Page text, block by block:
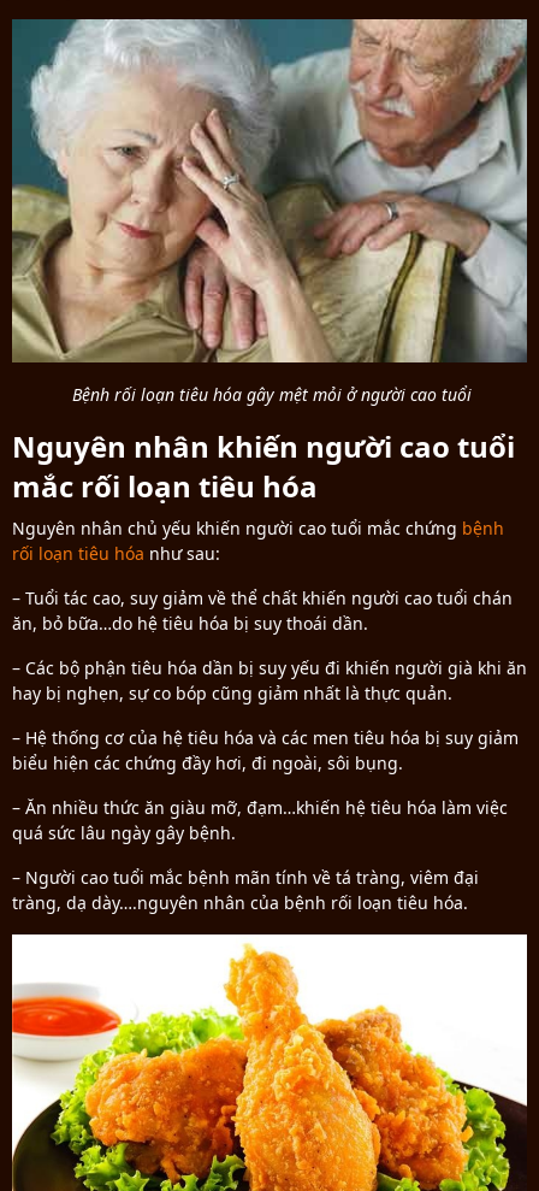
Bệnh rối loạn tiêu hóa gây mệt mỏi ở người cao tuổi
Nguyên nhân khiến người cao tuổi
mắc rối loạn tiêu hóa
Nguyên nhân chủ yếu khiến người cao tuổi mắc chứng bệnh
rối loạn tiêu hóa như sau:
– Tuổi tác cao, suy giảm về thể chất khiến người cao tuổi chán
ăn, bỏ bữa…do hệ tiêu hóa bị suy thoái dần.
– Các bộ phận tiêu hóa dần bị suy yếu đi khiến người già khi ăn
hay bị nghẹn, sự co bóp cũng giảm nhất là thực quản.
– Hệ thống cơ của hệ tiêu hóa và các men tiêu hóa bị suy giảm
biểu hiện các chứng đầy hơi, đi ngoài, sôi bụng.
– Ăn nhiều thức ăn giàu mỡ, đạm…khiến hệ tiêu hóa làm việc
quá sức lâu ngày gây bệnh.
– Người cao tuổi mắc bệnh mãn tính về tá tràng, viêm đại
tràng, dạ dày….nguyên nhân của bệnh rối loạn tiêu hóa.